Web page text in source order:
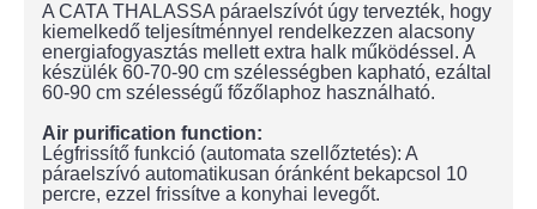
A CATA THALASSA páraelszívót úgy tervezték, hogy
kiemelkedő teljesítménnyel rendelkezzen alacsony
energiafogyasztás mellett extra halk működéssel. A
készülék 60-70-90 cm szélességben kapható, ezáltal
60-90 cm szélességű főzőlaphoz használható.
Air purification function:
Légfrissítő funkció (automata szellőztetés): A
páraelszívó automatikusan óránként bekapcsol 10
percre, ezzel frissítve a konyhai levegőt.